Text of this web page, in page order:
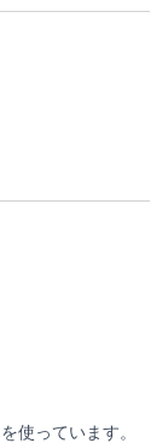
使っています。